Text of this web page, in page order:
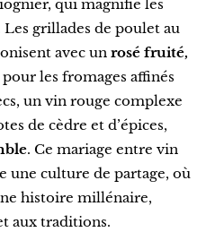
qui magnifie les
Les grillades de poulet au
avec un rosé fruité,
les fromages affinés
un vin rouge complexe
de cèdre et d’épices,
. Ce mariage entre vin
une culture de partage, où
histoire millénaire,
aux traditions.